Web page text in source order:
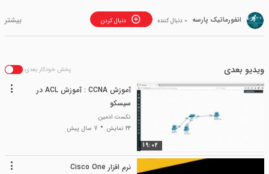
انفورماتیک پارسه دنبال کردن 0 دنبال کننده
ویدیو بعدی پخش خودکار بعدی
19:02
آموزش CCNA : آموزش ACL در
سیسکو
نکست ادمین
24 نمایش
7 سال پیش
نرم افزار Cisco One